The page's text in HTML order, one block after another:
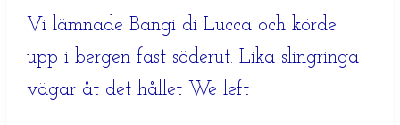
Vi lämnade Bangi di Lucca och körde
upp i bergen fast söderut. Lika slingringa
vägar åt det hållet We left